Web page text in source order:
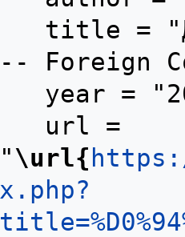
-- Foreign
"\url{
x.php?